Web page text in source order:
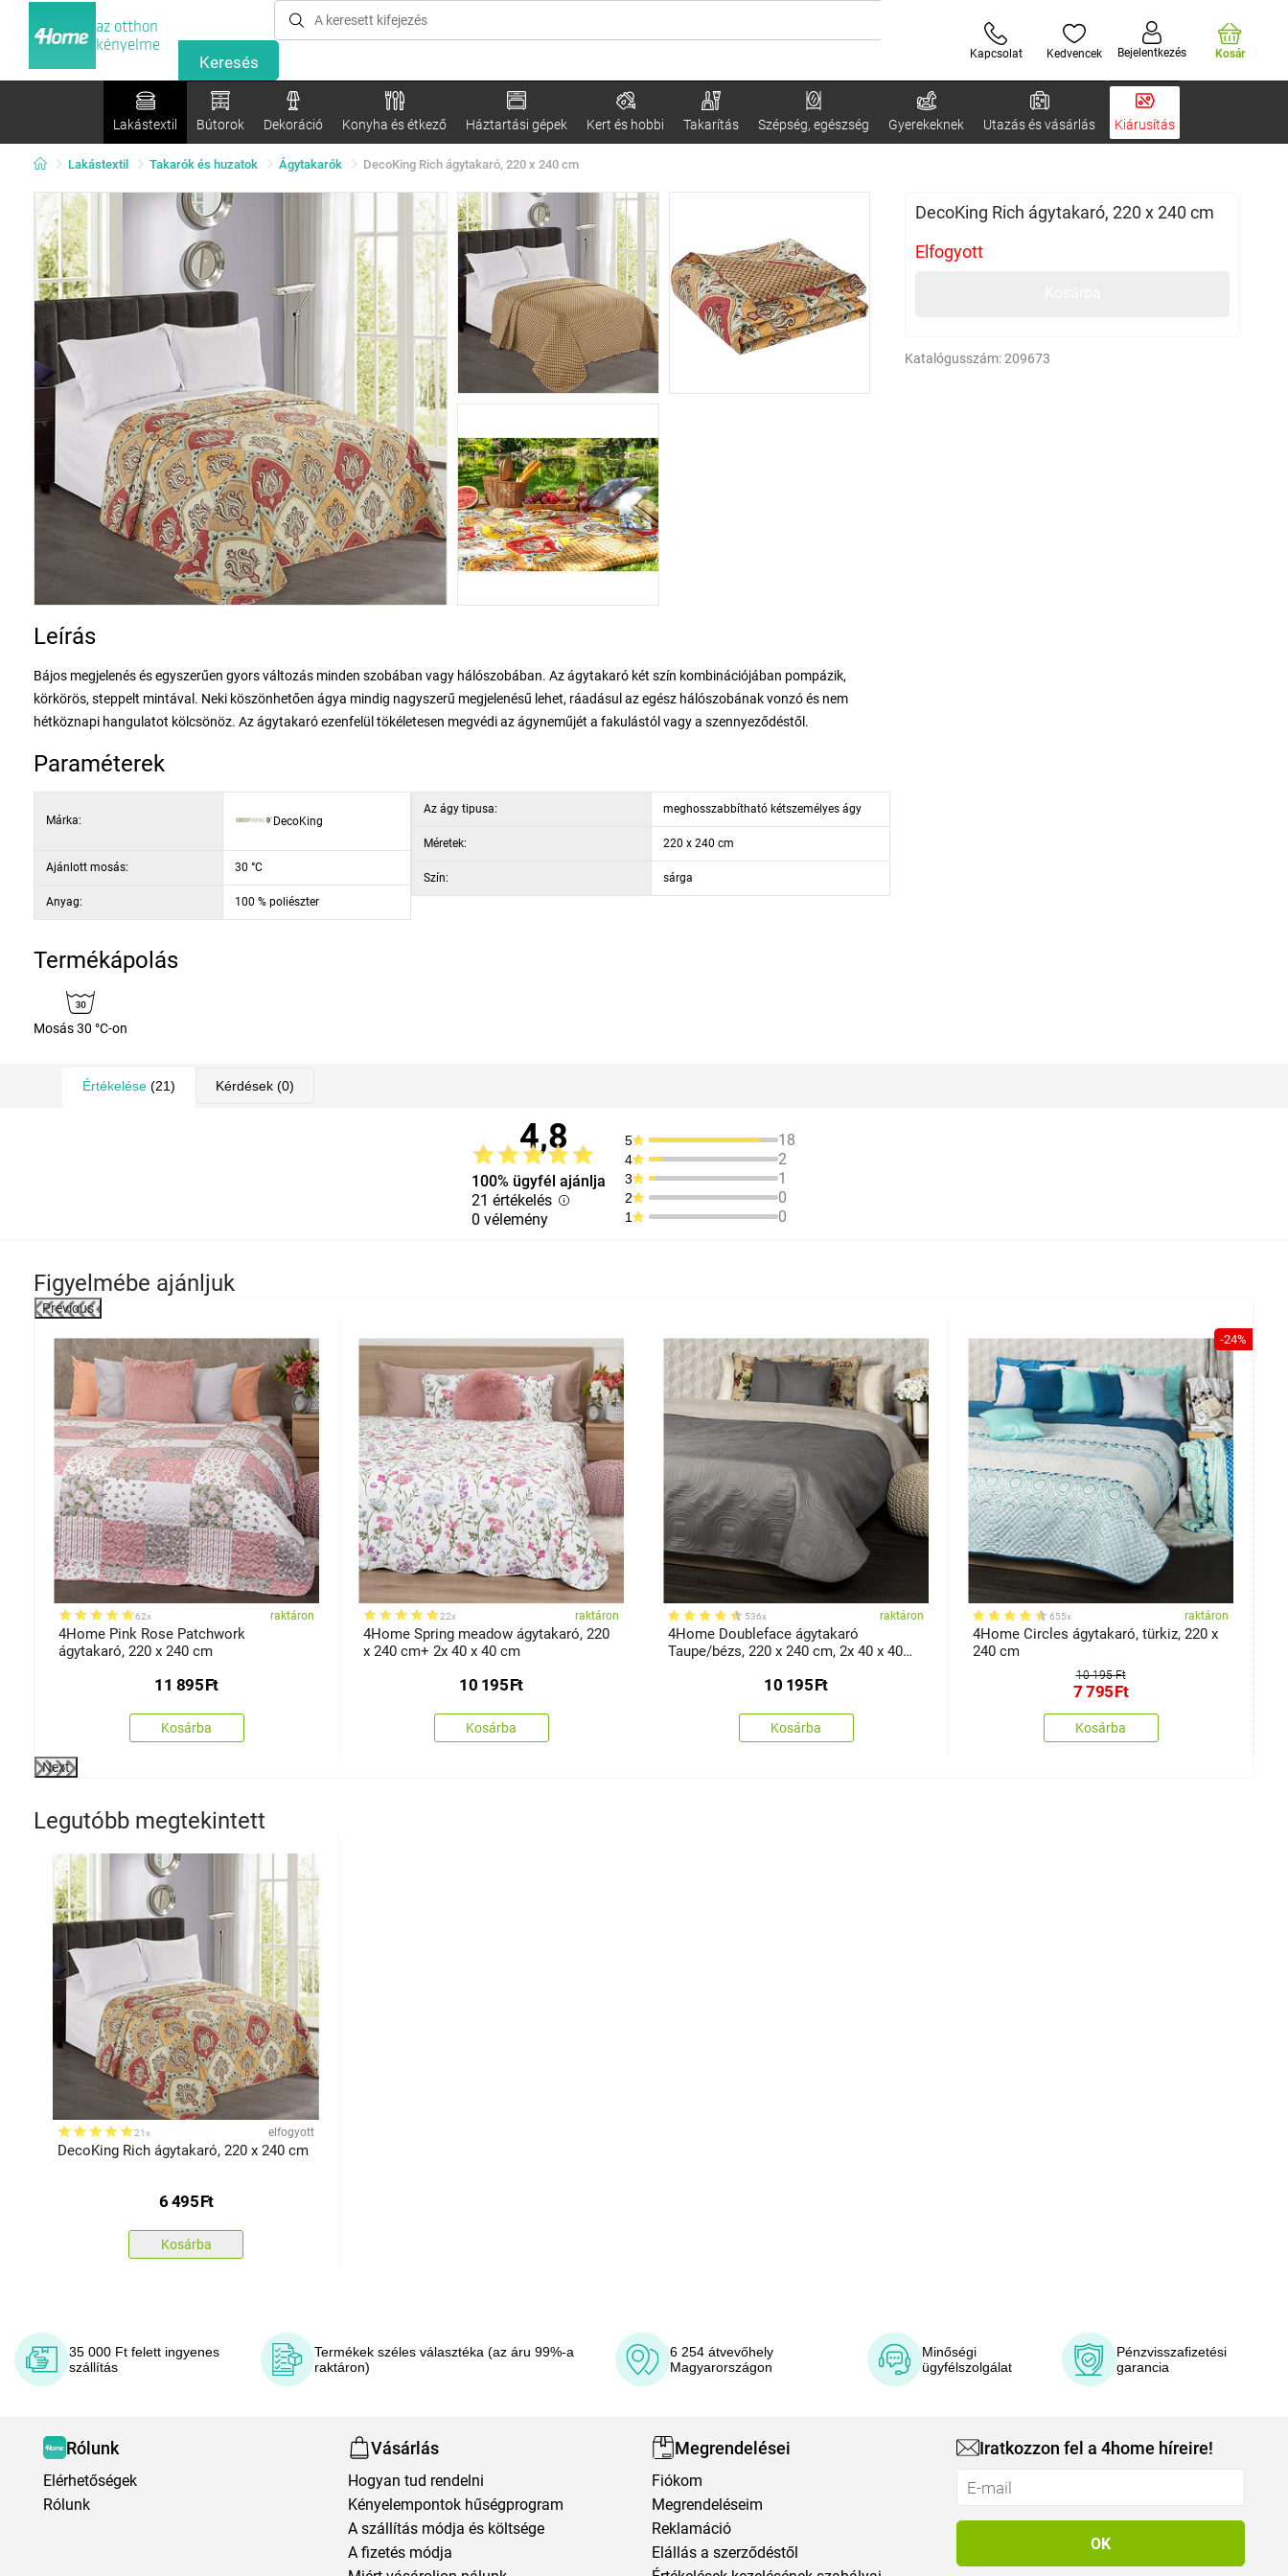
az otthon
kényelme
Kapcsolat Kedvencek Bejelentkezés Kosár
Lakástextil Bútorok Dekoráció Konyha és étkező Háztartási gépek Kert és hobbi Takarítás Szépség, egészség Gyerekeknek Utazás és vásárlás Kiárusítás
Lakástextil Takarók és huzatok Ágytakarók DecoKing Rich ágytakaró, 220 x 240 cm
DecoKing Rich ágytakaró, 220 x 240 cm
Elfogyott
Katalógusszám:209673
Leírás
Bájos megjelenés és egyszerűen gyors változás minden szobában vagy hálószobában. Az ágytakaró két szín kombinációjában pompázik,
körkörös, steppelt mintával. Neki köszönhetően ágya mindig nagyszerű megjelenésű lehet, ráadásul az egész hálószobának vonzó és nem
hétköznapi hangulatot kölcsönöz. Az ágytakaró ezenfelül tökéletesen megvédi az ágyneműjét a fakulástól vagy a szennyeződéstől.
Paraméterek
Márka: DecoKing
Ajánlott mosás: 30 °C
Anyag: 100 % poliészter
Az ágy tipusa: meghosszabbítható kétszemélyes ágy
Méretek: 220 x 240 cm
Szín: sárga
Termékápolás
Mosás 30 °C-on
Értékelése (21) Kérdések (0)
4,8
100% ügyfél ajánlja
21 értékelés
0 vélemény
5 18
4 2
3 1
2 0
1 0
Figyelmébe ajánljuk
Previous
62x raktáron
4Home Pink Rose Patchwork
ágytakaró, 220 x 240 cm
11 895Ft
Kosárba
22x raktáron
4Home Spring meadow ágytakaró, 220
x 240 cm+ 2x 40 x 40 cm
10 195Ft
Kosárba
536x raktáron
4Home Doubleface ágytakaró
Taupe/bézs, 220 x 240 cm, 2x 40 x 40
10 195Ft
Kosárba
-24%
655x raktáron
4Home Circles ágytakaró, türkiz, 220 x
240 cm
10 195 Ft
7 795Ft
Kosárba
Next
Legutóbb megtekintett
21x elfogyott
DecoKing Rich ágytakaró, 220 x 240 cm
6 495Ft
Kosárba
35 000 Ft felett ingyenes
szállítás
Termékek széles választéka (az áru 99%-a
raktáron)
6 254 átvevőhely
Magyarországon
Minőségi
ügyfélszolgálat
Pénzvisszafizetési
garancia
Rólunk
Elérhetőségek
Rólunk
Vásárlás
Hogyan tud rendelni
Kényelempontok hűségprogram
A szállítás módja és költsége
A fizetés módja
Megrendelései
Fiókom
Megrendeléseim
Reklamáció
Elállás a szerződéstől
Iratkozzon fel a 4home híreire!